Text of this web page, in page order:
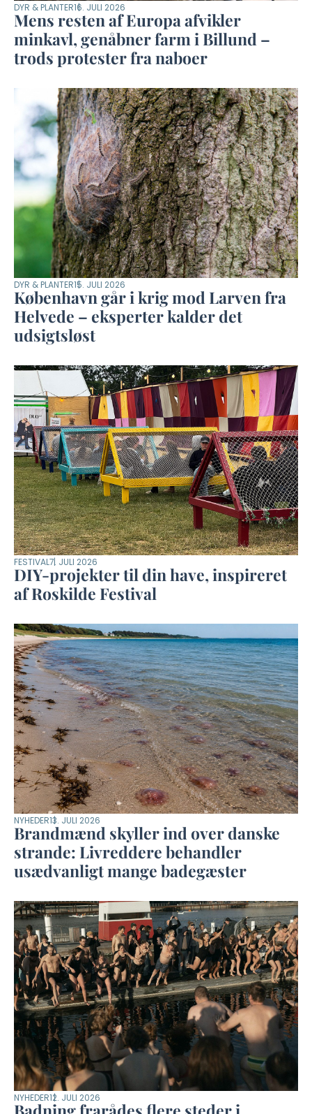
DYR & PLANTER16. JULI 2026
Mens resten af Europa afvikler
minkavl, genåbner farm i Billund –
trods protester fra naboer
DYR & PLANTER15. JULI 2026
København går i krig mod Larven fra
Helvede – eksperter kalder det
udsigtsløst
FESTIVAL7. JULI 2026
DIY-projekter til din have, inspireret
af Roskilde Festival
NYHEDER13. JULI 2026
Brandmænd skyller ind over danske
strande: Livreddere behandler
usædvanligt mange badegæster
NYHEDER12. JULI 2026